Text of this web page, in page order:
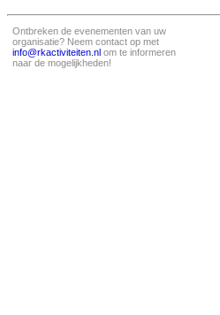
Ontbreken de evenementen van uw
organisatie? Neem contact op met
info@rkactiviteiten.nl om te informeren
naar de mogelijkheden!